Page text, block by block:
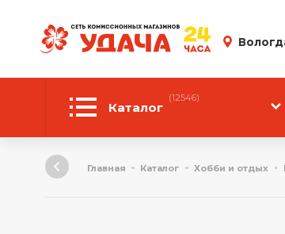
Каталог
(12546)
Автотовары
Главная Каталог Хобби и отдых